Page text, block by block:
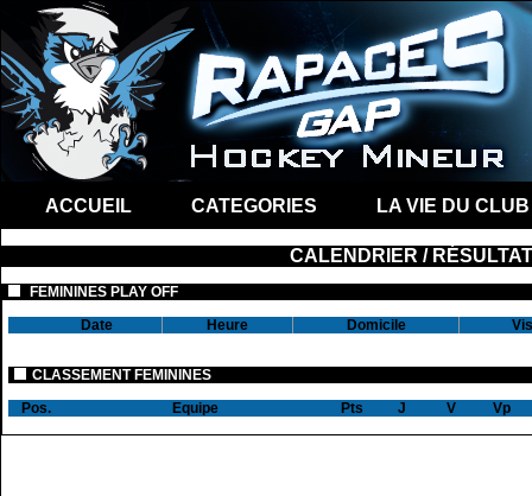
ACCUEIL CATEGORIES LA VIE DU CLUB
CALENDRIER /
FEMININES PLAY OFF
Date
Heure Domicile
CLASSEMENT FEMININES
Pos.
Equipe Pts J V Vp